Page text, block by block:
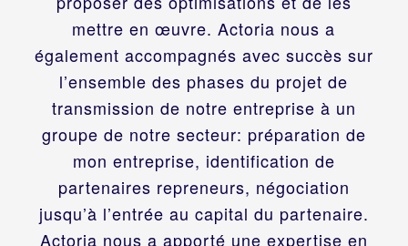
mettre en œuvre. Actoria nous a
également accompagnés avec succès sur
l’ensemble des phases du projet de
transmission de notre entreprise à un
groupe de notre secteur: préparation de
mon entreprise, identification de
partenaires repreneurs, négociation
jusqu’à l’entrée au capital du partenaire.
Actoria nous a apporté une expertise en